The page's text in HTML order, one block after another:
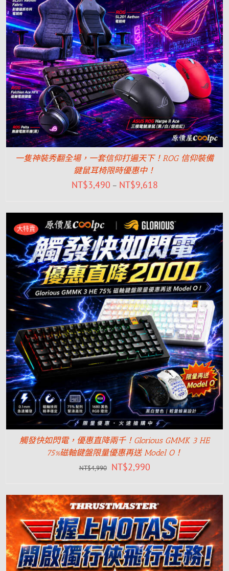
一隻神裝秀翻全場，一套信仰打遍天下！ROG 信仰裝備
鍵鼠耳椅限時優惠中！
NT$3,490 – NT$9,618
大特賣
觸發快如閃電，優惠直降兩千！Glorious GMMK 3 HE
75%磁軸鍵盤限量優惠再送 Model O！
NT$4,990 NT$2,990